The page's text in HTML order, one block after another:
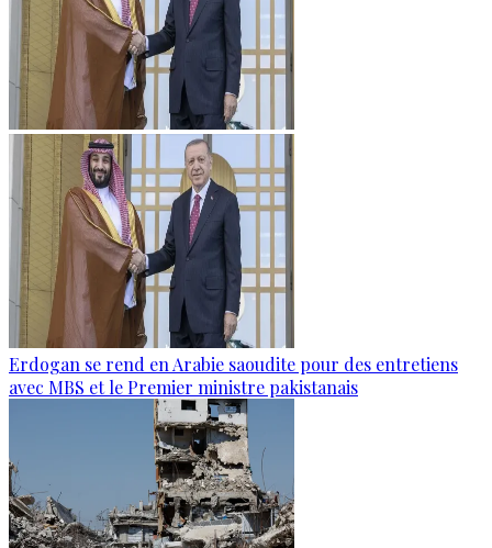
Erdogan se rend en Arabie saoudite pour des entretiens
avec MBS et le Premier ministre pakistanais